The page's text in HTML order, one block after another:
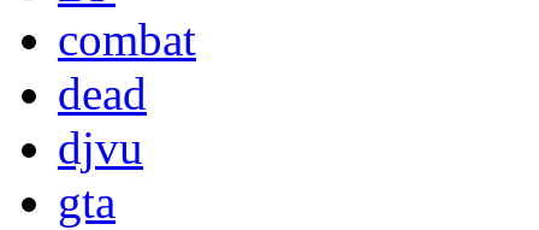
combat
dead
djvu
gta